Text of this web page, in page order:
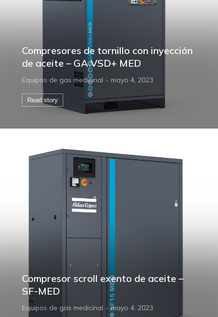
Compresores de tornillo con inyección
de aceite – GA VSD+ MED
Equipos de gas medicinal mayo 4, 2023
Read story
Compresor scroll exento de aceite –
SF-MED
Equipos de gas medicinal mayo 4, 2023